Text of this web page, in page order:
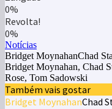
0%
Revolta!
0%
Notícias
Bridget MoynahanChad
Bridget Moynahan, Chad
Rose, Tom Sadowski
Também vais gostar
Bridget MoynahanChad